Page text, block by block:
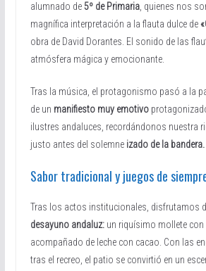
alumnado de 5º de Primaria, quienes nos
magnífica interpretación a la flauta dulce de
obra de David Dorantes. El sonido de las
atmósfera mágica y emocionante.
Tras la música, el protagonismo pasó a la
de un manifiesto muy emotivo
ilustres andaluces, recordándonos nuestra
justo antes del solemne izado de la bandera.
Sabor tradicional y juegos de
Tras los actos institucionales, disfrutamos
desayuno andaluz:un riquísimo mollete con
acompañado de leche con cacao. Con las
tras el recreo, el patio se convirtió en un